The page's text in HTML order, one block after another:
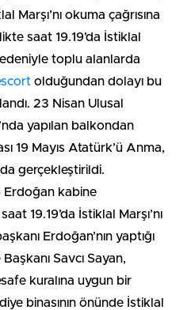
Marşı’nı okuma çağrısına
saat 19.19’da İstiklal
toplu alanlarda
olduğundan dolayı bu
23 Nisan Ulusal
yapılan balkondan
19 Mayıs Atatürk’ü Anma,
gerçekleştirildi.
Erdoğan kabine
19.19’da İstiklal Marşı’nı
Erdoğan’nın yaptığı
Savcı Sayan,
kuralına uygun bir
binasının önünde İstiklal